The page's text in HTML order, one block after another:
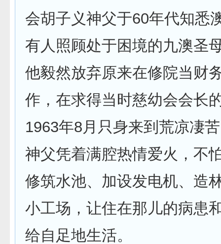
会胡子义神父于60年代知悉
有人照顾处于困境的九澳圣
他毅然放弃原来在修院当财
作，在求得当时慈幼会会长
1963年8月只身来到荒凉凄
神父凭着满腔热情爱火，不
修筑水池、加设发电机、造
小工场，让住在那儿的病患
给自足地生活。